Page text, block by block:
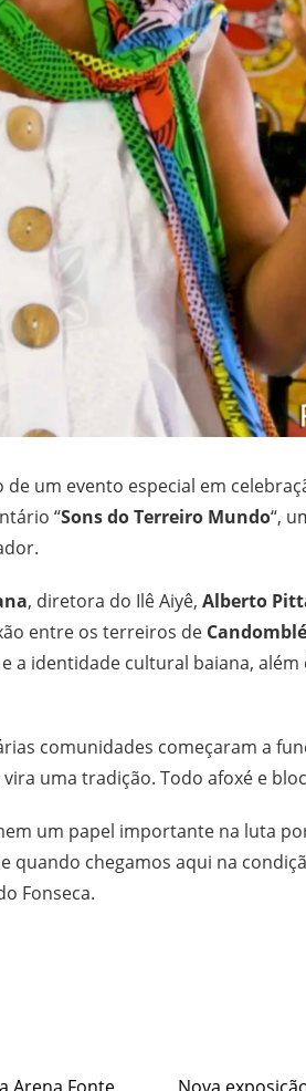
de um evento especial em
“Sons do Terreiro Mundo“,
, diretora do Ilê Aiyê, Alberto
entre os terreiros de Candomblé
a identidade cultural baiana,
comunidades começaram a
uma tradição. Todo afoxé e
um papel importante na luta
chegamos aqui na
Fonseca.